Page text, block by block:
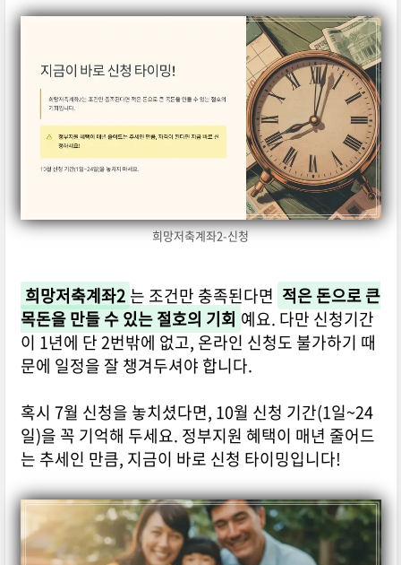
희망저축계좌2-신청
희망저축계좌2 는 조건만 충족된다면 적은 돈으로 큰
목돈을 만들 수 있는 절호의 기회 예요. 다만 신청기간
이 1년에 단 2번밖에 없고, 온라인 신청도 불가하기 때
문에 일정을 잘 챙겨두셔야 합니다.
혹시 7월 신청을 놓치셨다면, 10월 신청 기간(1일~24
일)을 꼭 기억해 두세요. 정부지원 혜택이 매년 줄어드
는 추세인 만큼, 지금이 바로 신청 타이밍입니다!